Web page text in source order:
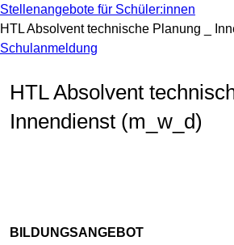
Stellenangebote für Schüler:innen
HTL Absolvent technische Planung _
Schulanmeldung
HTL Absolvent
Innendienst (m_w_d)
BILDUNGSANGEBOT